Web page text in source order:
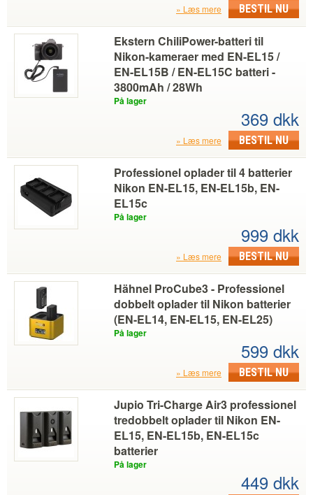
BESTIL NU
Læs mere
Ekstern ChiliPower-batteri til
Nikon-kameraer med EN-EL15 /
EN-EL15B / EN-EL15C batteri -
3800mAh / 28Wh
På lager
369 dkk
BESTIL NU
Læs mere
Professionel oplader til 4 batterier
Nikon EN-EL15, EN-EL15b, EN-
EL15c
På lager
999 dkk
BESTIL NU
Læs mere
Hähnel ProCube3 - Professionel
dobbelt oplader til Nikon batterier
(EN-EL14, EN-EL15, EN-EL25)
På lager
599 dkk
BESTIL NU
Læs mere
Jupio Tri-Charge Air3 professionel
tredobbelt oplader til Nikon EN-
EL15, EN-EL15b, EN-EL15c
batterier
På lager
449 dkk